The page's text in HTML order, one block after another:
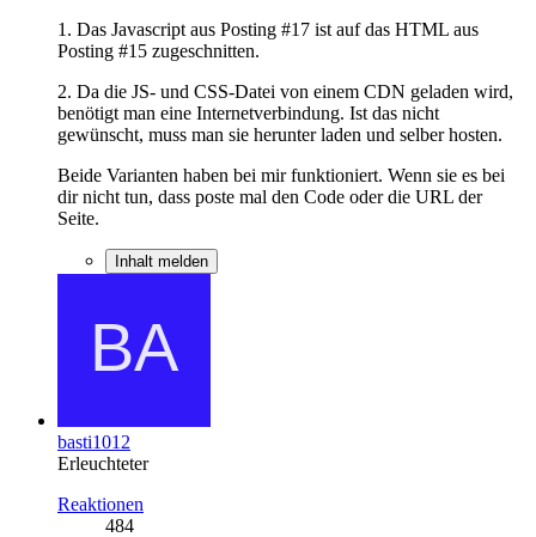
1. Das Javascript aus Posting #17 ist auf das HTML aus
Posting #15 zugeschnitten.
2. Da die JS- und CSS-Datei von einem CDN geladen wird,
benötigt man eine Internetverbindung. Ist das nicht
gewünscht, muss man sie herunter laden und selber hosten.
Beide Varianten haben bei mir funktioniert. Wenn sie es bei
dir nicht tun, dass poste mal den Code oder die URL der
Seite.
Inhalt melden
basti1012
Erleuchteter
Reaktionen
484